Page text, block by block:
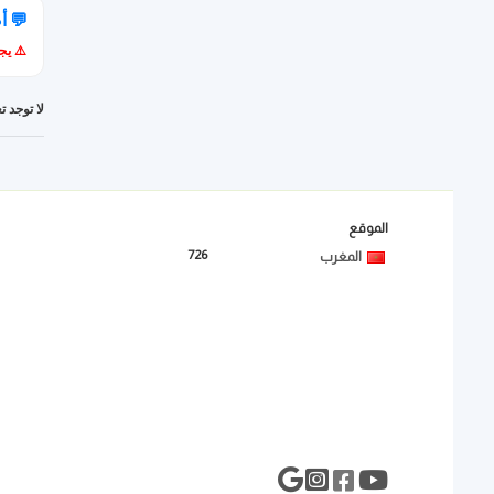
💬
⚠️
لا توجد
الموقع
المغرب
726